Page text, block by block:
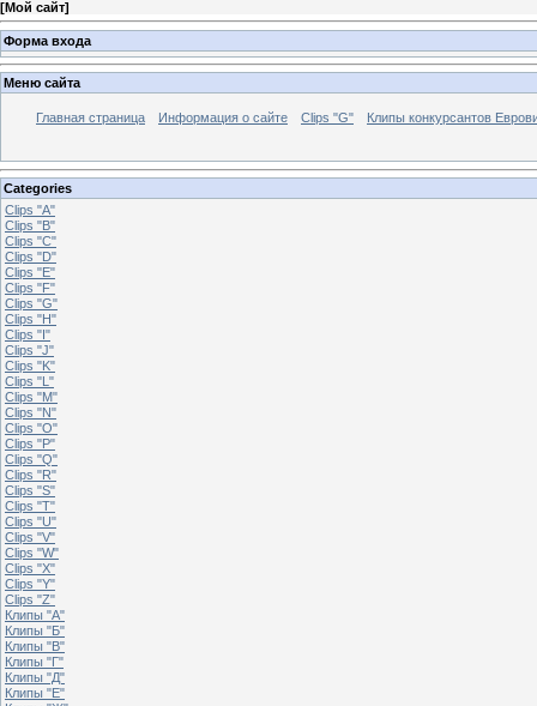
[Мой сайт]
Форма входа
Меню сайта
Главная страница Информация о сайте Clips "G" Клипы конкурсантов
Categories
Clips "A"
Clips "B"
Clips "C"
Clips "D"
Clips "E"
Clips "F"
Clips "G"
Clips "H"
Clips "I"
Clips "J"
Clips "K"
Clips "L"
Clips "M"
Clips "N"
Clips "O"
Clips "P"
Clips "Q"
Clips "R"
Clips "S"
Clips "T"
Clips "U"
Clips "V"
Clips "W"
Clips "X"
Clips "Y"
Clips "Z"
Клипы "А"
Клипы "Б"
Клипы "В"
Клипы "Г"
Клипы "Д"
Клипы "Е"